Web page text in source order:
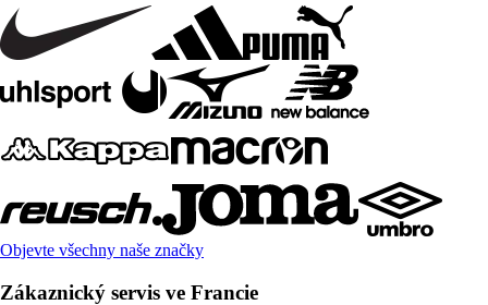
Objevte všechny naše značky
Zákaznický servis ve Francie